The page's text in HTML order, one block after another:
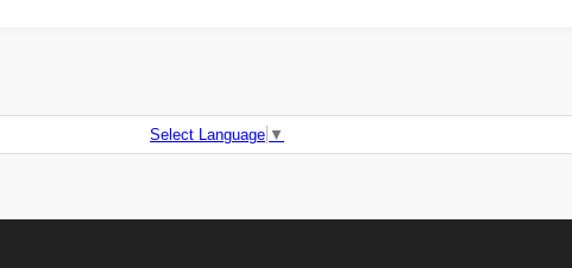
Select Language ▼